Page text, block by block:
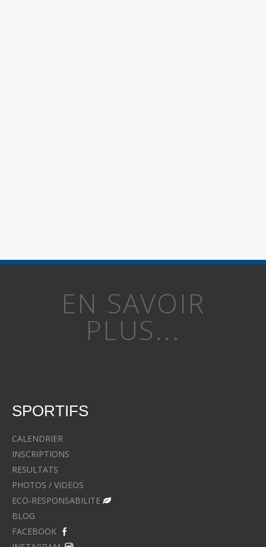
EN SAVOIR
PLUS...
SPORTIFS
CALENDRIER
INSCRIPTIONS
RESULTATS
PHOTOS / VIDEOS
ECO-RESPONSABILITE
BLOG
FACEBOOK